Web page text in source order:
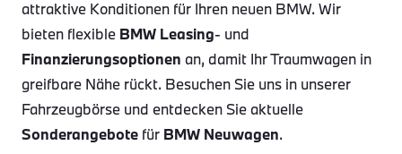
attraktive Konditionen für Ihren neuen BMW. Wir
bieten flexible BMW Leasing- und
Finanzierungsoptionen an, damit Ihr Traumwagen in
greifbare Nähe rückt. Besuchen Sie uns in unserer
Fahrzeugbörse und entdecken Sie aktuelle
Sonderangebote für BMW Neuwagen.